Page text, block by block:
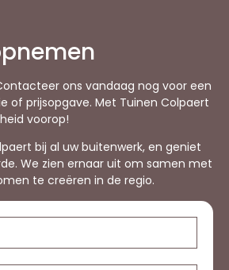
ons vandaag nog voor een
of prijsopgave. Met Tuinen Colpaert
voorop!
bij al uw buitenwerk, en geniet
We zien ernaar uit om samen met
te creëren in de regio.